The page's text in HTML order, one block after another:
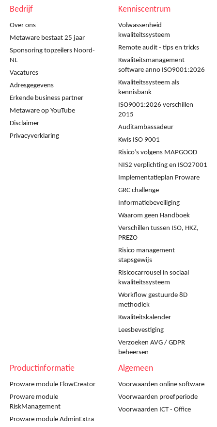
Bedrijf
Over ons
Metaware bestaat 25 jaar
Sponsoring topzeilers Noord-
NL
Vacatures
Adresgegevens
Erkende business partner
Metaware op YouTube
Disclaimer
Privacyverklaring
Kenniscentrum
Volwassenheid
kwaliteitssysteem
Remote audit - tips en tricks
Kwaliteitsmanagement
software anno ISO9001:2026
Kwaliteitssysteem als
kennisbank
ISO9001:2026 verschillen
2015
Auditambassadeur
Kwis ISO 9001
Risico’s volgens MAPGOOD
NIS2 verplichting en ISO27001
Implementatieplan Proware
GRC challenge
Informatiebeveiliging
Waarom geen Handboek
Verschillen tussen ISO, HKZ,
PREZO
Risico management
stapsgewijs
Risicocarrousel in sociaal
kwaliteitssysteem
Workflow gestuurde 8D
methodiek
Kwaliteitskalender
Leesbevestiging
Verzoeken AVG / GDPR
beheersen
Productinformatie
Proware module FlowCreator
Proware module
RiskManagement
Proware module AdminExtra
Algemeen
Voorwaarden online software
Voorwaarden proefperiode
Voorwaarden ICT - Office